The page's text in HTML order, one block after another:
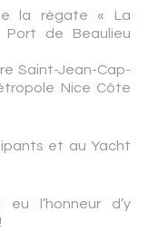
la régate « La
de Beaulieu
Saint-Jean-Cap-
Nice Côte
et au Yacht
l’honneur d’y